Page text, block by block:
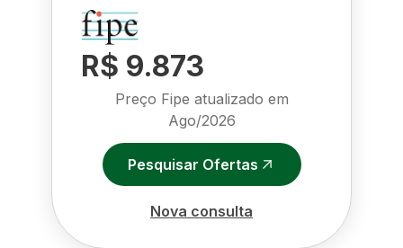
R$ 9.873
Preço Fipe atualizado em
Ago/2026
Pesquisar Ofertas
Nova consulta